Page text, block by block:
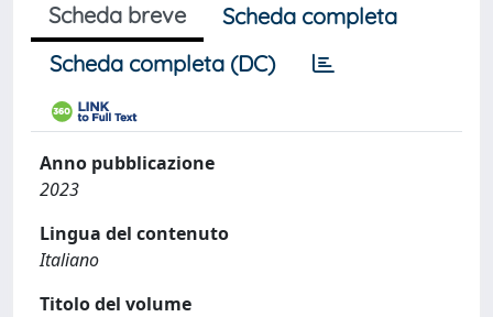
Scheda breve
Scheda completa
Scheda completa (DC)
Anno pubblicazione
2023
Lingua del contenuto
Italiano
Titolo del volume